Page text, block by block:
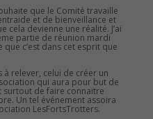
que le Comité travaille
et de bienveillance et
devienne une réalité. J’ai
partie de réunion mardi
c’est dans cet esprit que
à relever, celui de créer un
qui aura pour but de
surtout de faire connaitre
Un tel événement assoira
LesFortsTrotters.